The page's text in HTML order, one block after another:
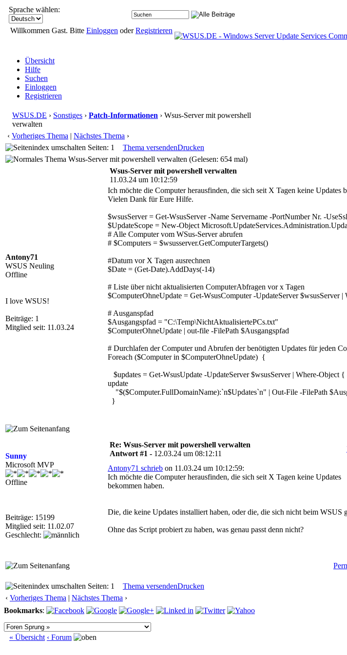
Sprache wählen:
Willkommen Gast. Bitte Einloggen oderRegistrieren
Übersicht
Hilfe
Suchen
Einloggen
Registrieren
WSUS.DE › Sonstiges › Patch-Informationen › Wsus-Server mit powershell
verwalten
‹ Vorheriges Thema | Nächstes Thema ›
Seiten: 1
Thema versendenDrucken
Wsus-Server mit powershell verwalten (Gelesen: 654 mal)
Antony71
WSUS Neuling
Offline
I love WSUS!
Beiträge: 1
Mitglied seit: 11.03.24
Wsus-Server mit powershell verwalten
11.03.24 um 10:12:59
Ich möchte die Computer herausfinden, die sich seit X Tagen keine
Vielen Dank für Eure Hilfe.
$wsusServer = Get-WsusServer -Name Servername -PortNumber Nr. -UseSsl
$UpdateScope = New-Object
# Alle Computer vom WSus-Server abrufen
# $Computers = $wsusserver.GetComputerTargets()
#Datum vor X Tagen ausrechnen
$Date = (Get-Date).AddDays(-14)
# Liste über nicht aktualisierten ComputerAbfragen vor x Tagen
$ComputerOhneUpdate = Get-WsusComputer -UpdateServer $wsusServer
# Ausganspfad
$Ausgangspfad = "C:\Temp\NichtAktualisiertePCs.txt"
$ComputerOhneUpdate | out-file -FilePath $Ausgangspfad
# Durchlafen der Computer und Abrufen der benötigten Updates für jeden
Foreach ($Computer in $ComputerOhneUpdate) {
$updates = Get-WsusUpdate -UpdateServer $wsusServer | Where-
update
"$($Computer.FullDomainName):`n$Updates`n" | Out-File -FilePath
}
Sunny
Microsoft MVP
Offline
Beiträge: 15199
Mitglied seit: 11.02.07
Geschlecht:
Re: Wsus-Server mit powershell verwalten
Antwort #1 - 12.03.24 um 08:12:11
Antony71 schrieb on 11.03.24 um 10:12:59:
Ich möchte die Computer herausfinden, die sich seit X Tagen keine Updates
bekommen haben.
Die, die keine Updates installiert haben, oder die, die sich nicht beim WSUS
Ohne das Script probiert zu haben, was genau passt denn nicht?
Seiten: 1
Thema versendenDrucken
‹ Vorheriges Thema | Nächstes Thema ›
Bookmarks:
« Übersicht ‹ Forum